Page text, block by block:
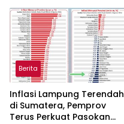
Berita
Inflasi Lampung Terendah
di Sumatera, Pemprov
Terus Perkuat Pasokan